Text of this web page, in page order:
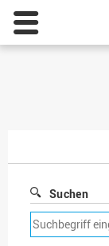
Suchen
Suchfilter
entfernen